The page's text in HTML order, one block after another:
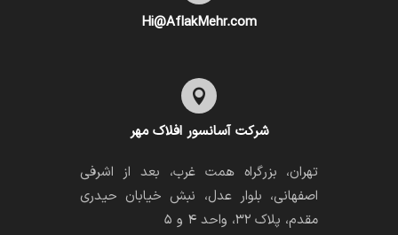
Hi@AflakMehr.com

شرکت آسانسور افلاک مهر
تهران، بزرگراه همت غرب، بعد از اشرفی
اصفهانی، بلوار عدل، نبش خیابان حیدری
مقدم، پلاک ۳۲، واحد ۴ و ۵